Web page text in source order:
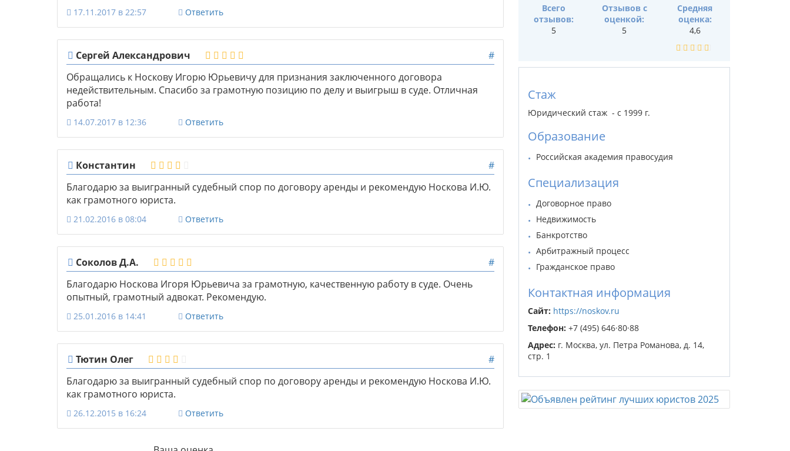
17.11.2017 в 22:57 Ответить
Сергей Александрович
#
Обращались к Носкову Игорю Юрьевичу для признания заключенного договора
недействительным. Спасибо за грамотную позицию по делу и выигрыш в суде. Отличная
работа!
14.07.2017 в 12:36 Ответить
Константин
#
Благодарю за выигранный судебный спор по договору аренды и рекомендую Носкова И.Ю.
как грамотного юриста.
21.02.2016 в 08:04 Ответить
Соколов Д.А.
#
Благодарю Носкова Игоря Юрьевича за грамотную, качественную работу в суде. Очень
опытный, грамотный адвокат. Рекомендую.
25.01.2016 в 14:41 Ответить
Тютин Олег
#
Благодарю за выигранный судебный спор по договору аренды и рекомендую Носкова И.Ю.
как грамотного юриста.
26.12.2015 в 16:24 Ответить
Всего
отзывов:
5
Отзывов с
оценкой:
5
Средняя
оценка:
4,6
Стаж
Юридический стаж - с 1999 г.
Образование
Российская академия правосудия
Специализация
Договорное право
Недвижимость
Банкротство
Арбитражный процесс
Гражданское право
Контактная информация
Сайт: https://noskov.ru
Телефон: +7 (495) 646·80·88
Адрес: г. Москва, ул. Петра Романова, д. 14,
стр. 1